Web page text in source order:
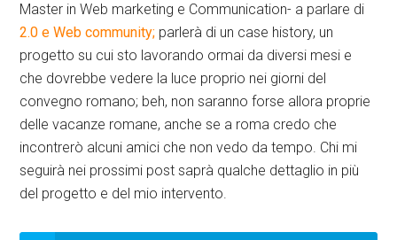
Master in Web marketing e Communication- a parlare di
2.0 e Web community; parlerà di un case history, un
progetto su cui sto lavorando ormai da diversi mesi e
che dovrebbe vedere la luce proprio nei giorni del
convegno romano; beh, non saranno forse allora proprie
delle vacanze romane, anche se a roma credo che
incontrerò alcuni amici che non vedo da tempo. Chi mi
seguirà nei prossimi post saprà qualche dettaglio in più
del progetto e del mio intervento.